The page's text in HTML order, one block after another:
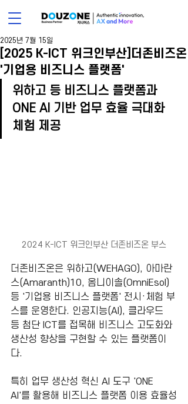
[2025 K-ICT 위크인부산]더존비즈온
'기업용 비즈니스 플랫폼'
2025년 7월 15일
위하고 등 비즈니스 플랫폼과
ONE AI 기반 업무 효율 극대화
체험 제공
2024 K-ICT 위크인부산 더존비즈온 부스
더존비즈온은 위하고(WEHAGO), 아마란
스(Amaranth)10, 옴니이솔(OmniEsol)
등 '기업용 비즈니스 플랫폼' 전시·체험 부
스를 운영한다. 인공지능(AI), 클라우드
등 첨단 I CT 를 접목해 비즈니스 고도화와
생산성 향상을 구현할 수 있는 플랫폼이
다.
특히 업무 생산성 혁신 AI 도구 'ONE
AI'를 활용해 비즈니스 플랫폼 이용 효율성